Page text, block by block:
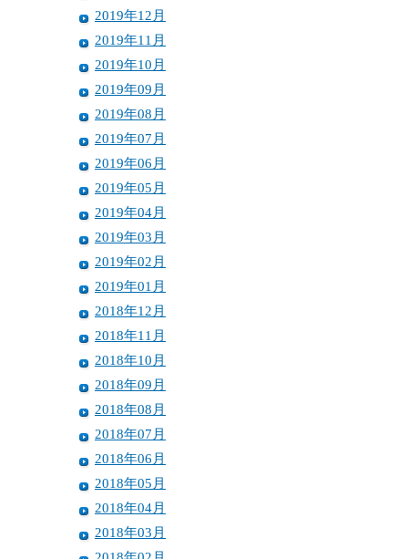
2019年12月
2019年11月
2019年10月
2019年09月
2019年08月
2019年07月
2019年06月
2019年05月
2019年04月
2019年03月
2019年02月
2019年01月
2018年12月
2018年11月
2018年10月
2018年09月
2018年08月
2018年07月
2018年06月
2018年05月
2018年04月
2018年03月